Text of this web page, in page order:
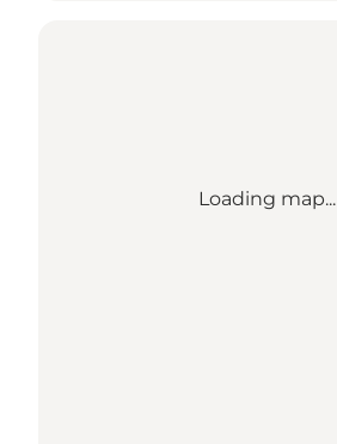
Loading map...